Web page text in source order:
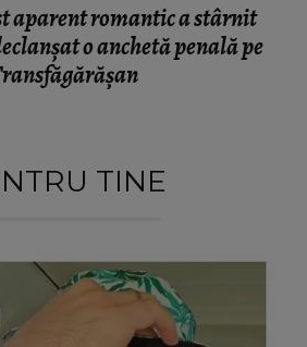
aparent romantic a stârnit
o anchetă penală pe
TINE